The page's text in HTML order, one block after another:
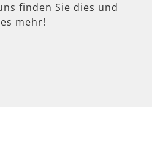
finden Sie dies und
mehr!